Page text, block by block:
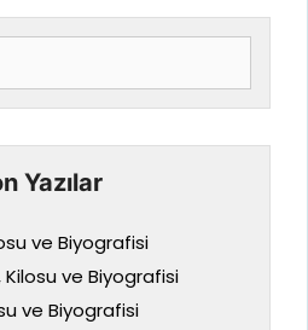
Yazılar
ve Biyografisi
Kilosu ve Biyografisi
ve Biyografisi